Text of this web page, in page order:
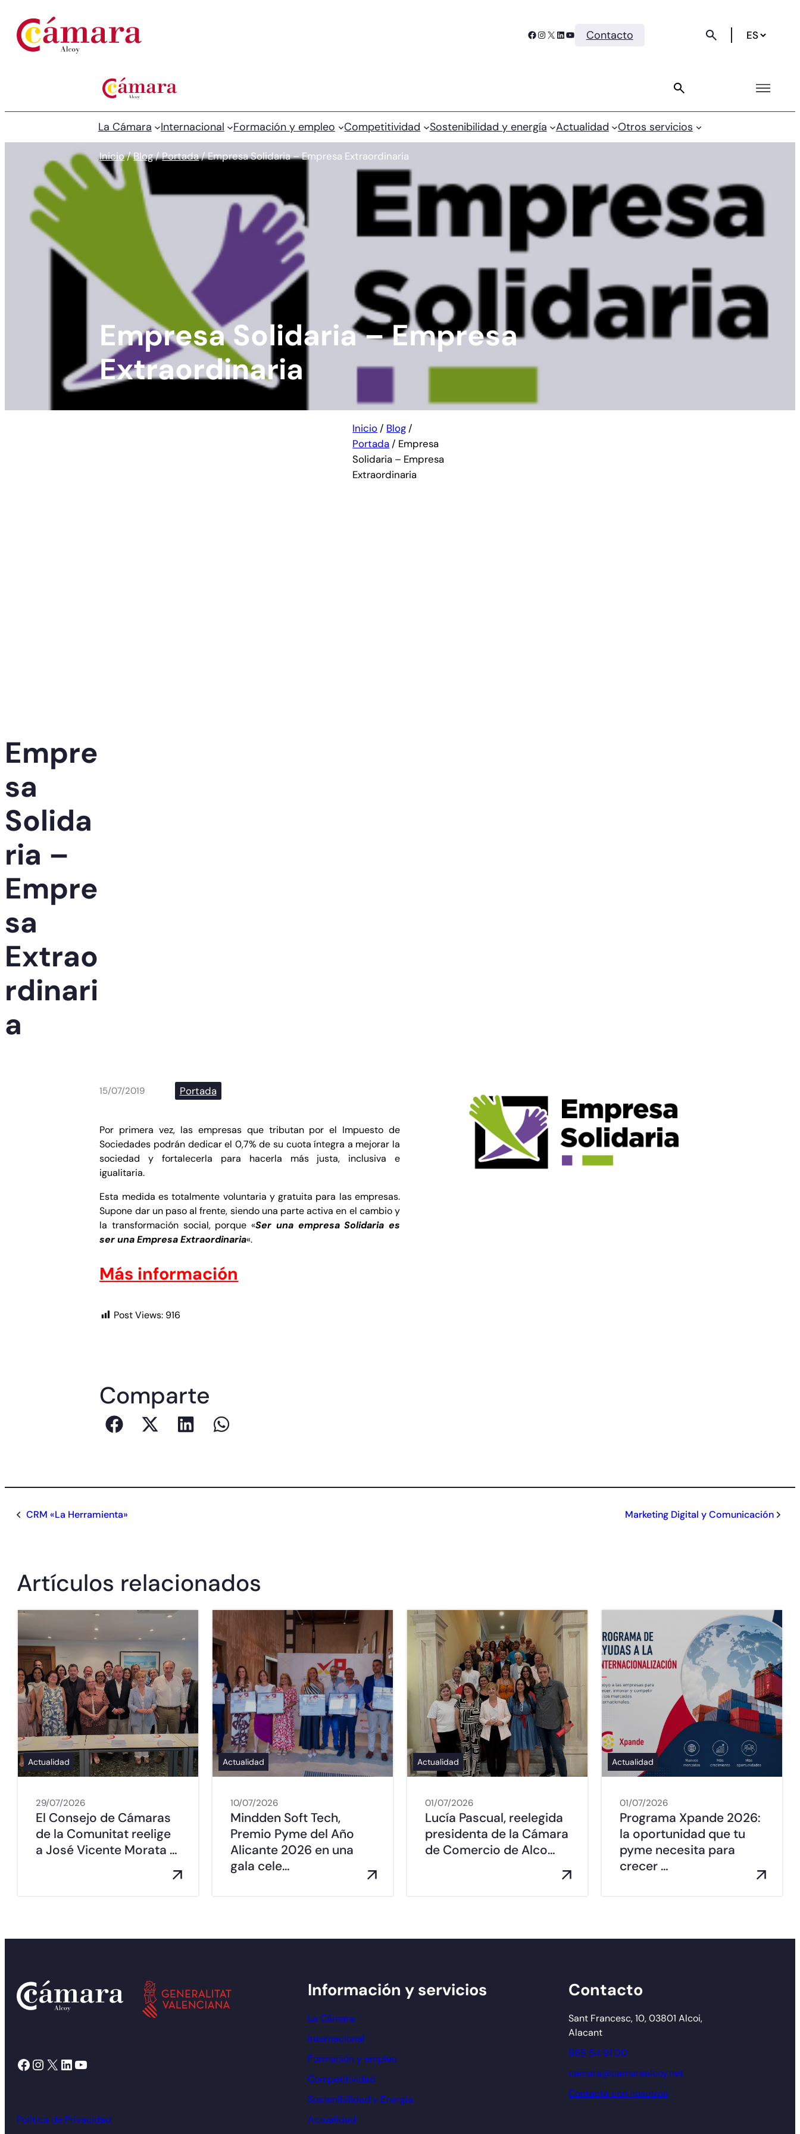
Facebook Instagram X LinkedIn YouTube Contacto
La Cámara Internacional Formación y empleo Competitividad Sostenibilidad y energía Actualidad Otros servicios
Inicio/Blog/Portada/Empresa Solidaria – Empresa Extraordinaria
Empresa Solidaria – Empresa
Extraordinaria
Inicio / Blog /
Portada / Empresa
Solidaria – Empresa
Extraordinaria
Empre
sa
Solida
ria –
Empre
sa
Extrao
rdinari
a
15/07/2019 Portada
Por primera vez, las empresas que tributan por el Impuesto de
Sociedades podrán dedicar el 0,7% de su cuota íntegra a mejorar la
sociedad y fortalecerla para hacerla más justa, inclusiva e
igualitaria.
Esta medida es totalmente voluntaria y gratuita para las empresas.
Supone dar un paso al frente, siendo una parte activa en el cambio y
la transformación social, porque «Ser una empresa Solidaria es
ser una Empresa Extraordinaria«.
Más información
Post Views: 916
Comparte
CRM «La Herramienta» Marketing Digital y Comunicación
Artículos relacionados
Actualidad
29/07/2026
El Consejo de Cámaras
de la Comunitat reelige
a José Vicente Morata …
Actualidad
10/07/2026
Mindden Soft Tech,
Premio Pyme del Año
Alicante 2026 en una
gala cele…
Actualidad
01/07/2026
Lucía Pascual, reelegida
presidenta de la Cámara
de Comercio de Alco…
Actualidad
01/07/2026
Programa Xpande 2026:
la oportunidad que tu
pyme necesita para
crecer …
Facebook Instagram X LinkedIn YouTube
Política de Privacidad
Información y servicios
La Cámara
Internacional
Formación y empleo
Competitividad
Sostenibilidad y Energía
Actualidad
Contacto
Sant Francesc, 10, 03801 Alcoi,
Alacant
965 54 91 00
camara@camaraalcoy.net
Contacta con nosotros